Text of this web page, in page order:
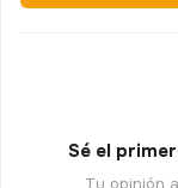
Sé el
Tu opinión